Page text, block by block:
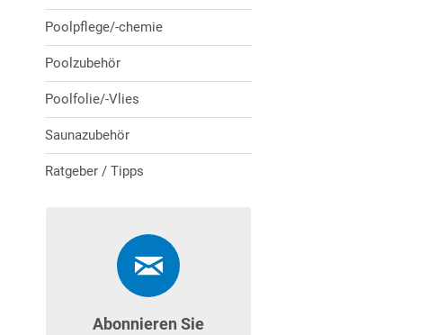
Poolpflege/-chemie
Poolzubehör
Poolfolie/-Vlies
Saunazubehör
Ratgeber / Tipps
Abonnieren Sie